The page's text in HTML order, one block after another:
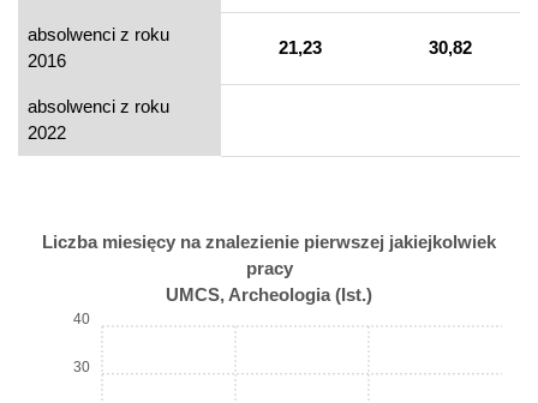
absolwenci z roku
2016
21,23 30,82
absolwenci z roku
2022
Liczba miesięcy na znalezienie pierwszej jakiejkolwiek
pracy
UMCS, Archeologia (Ist.)
30
40